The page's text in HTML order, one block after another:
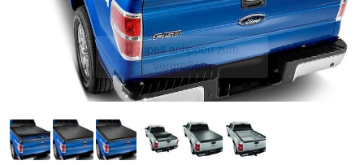
Doppelt antippen zum
vergrößern